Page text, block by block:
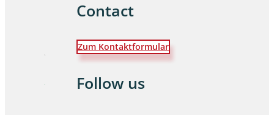
Contact
Zum Kontaktformular
Follow us